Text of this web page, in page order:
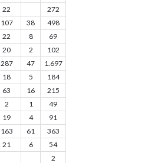
22
272
107 38
498
22 8
69
20 2
102
287 47
1.697
18 5
184
63 16
215
2 1
49
19 4
91
163 61
363
21 6
54
2